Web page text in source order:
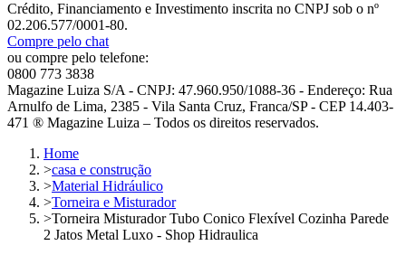
Crédito, Financiamento e Investimento inscrita no CNPJ sob o nº
02.206.577/0001-80.
Compre pelo chat
ou compre pelo telefone:
0800 773 3838
Magazine Luiza S/A - CNPJ: 47.960.950/1088-36 - Endereço: Rua
Arnulfo de Lima, 2385 - Vila Santa Cruz, Franca/SP - CEP 14.403-
471 ® Magazine Luiza – Todos os direitos reservados.
Home
>casa e construção
>Material Hidráulico
>Torneira e Misturador
>Torneira Misturador Tubo Conico Flexível Cozinha Parede
2 Jatos Metal Luxo - Shop Hidraulica